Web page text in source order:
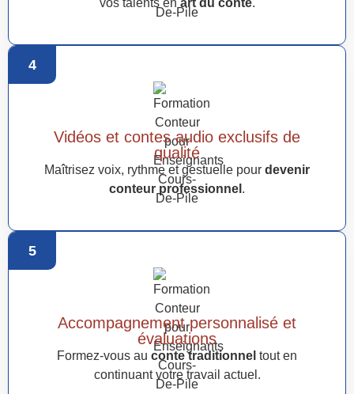
vos talents en art du conte.
4
Vidéos et contes audio exclusifs de
qualité
Maîtrisez voix, rythme et gestuelle pour devenir
conteur professionnel .
5
Accompagnement personnalisé et
évaluations
Formez-vous au conte traditionnel tout en
continuant votre travail actuel.